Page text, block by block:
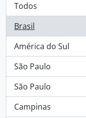
Todos
Brasil
, 8 resultados
América do Sul
, 8 resultados
São Paulo
, 5 resultados
São Paulo
, 3 resultados
Campinas
, 2 resultados